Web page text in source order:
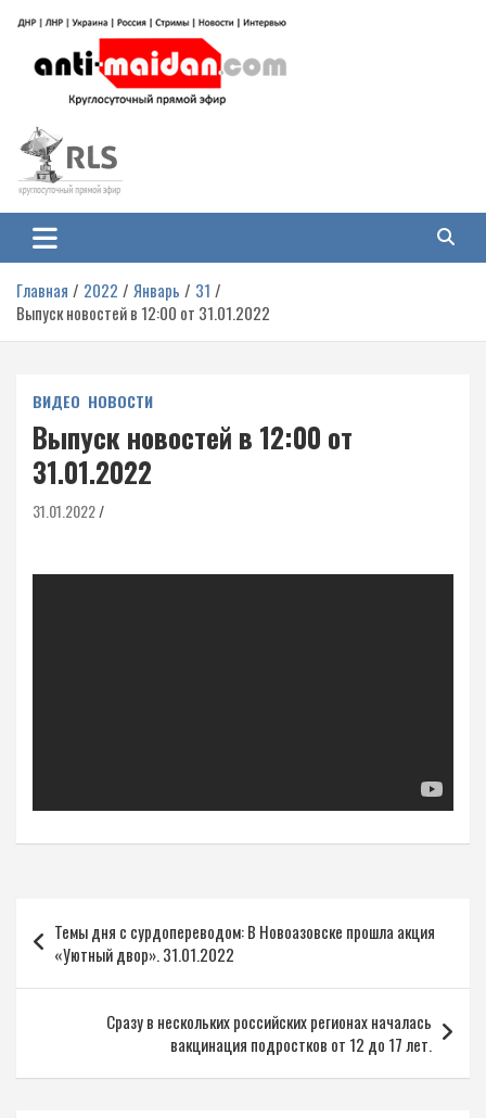
содержимому
Антимайдан: Гражданская война
на Украине
гражданской войне на Украине, включая события в Новороссии, ДНР,
ЛНР и других регионах.
Главная 2022 Январь
31
Выпуск новостей в 12:00 от 31.01.2022
ВИДЕО НОВОСТИ
Выпуск новостей в 12:00 от
31.01.2022
31.01.2022
по
записям
Темы дня с сурдопереводом: В Новоазовске прошла акция
«Уютный двор». 31.01.2022
Сразу в нескольких российских регионах началась
вакцинация подростков от 12 до 17 лет.